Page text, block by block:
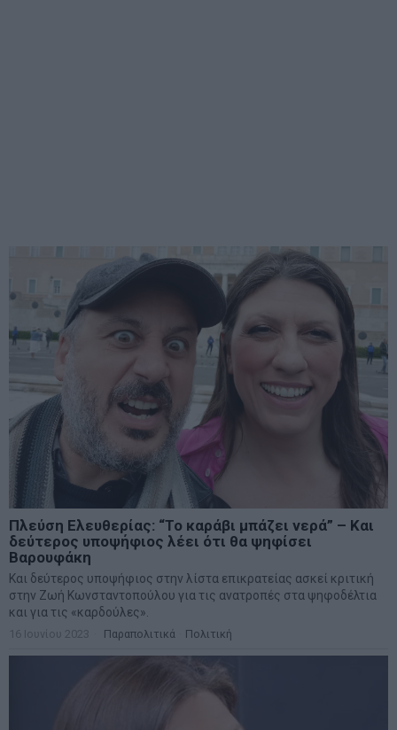
Πλεύση Ελευθερίας: “Το καράβι μπάζει νερά” – Και
δεύτερος υποψήφιος λέει ότι θα ψηφίσει
Βαρουφάκη
Και δεύτερος υποψήφιος στην λίστα επικρατείας ασκεί κριτική
στην Ζωή Κωνσταντοπούλου για τις ανατροπές στα ψηφοδέλτια
και για τις «καρδούλες».
16 Ιουνίου 2023 Παραπολιτικά Πολιτική